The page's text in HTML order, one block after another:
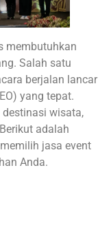
membutuhkan
Salah satu
berjalan lancar
yang tepat.
wisata,
adalah
jasa event
Anda.